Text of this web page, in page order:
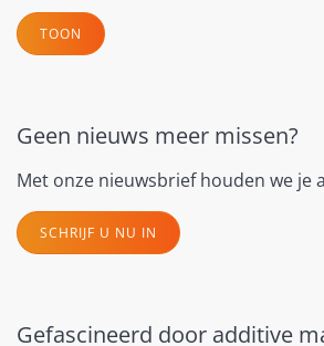
TOON
Geen nieuws meer missen?
Met onze nieuwsbrief houden we je
SCHRIJF U NU IN
Gefascineerd door additive